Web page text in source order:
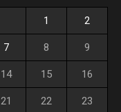
1 2
7 8 9
14 15 16
21 22 23